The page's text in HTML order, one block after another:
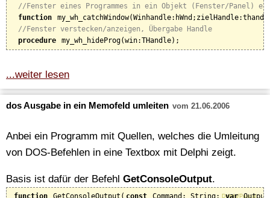
//Fenster eines Programmes in ein Objekt (Fenster/Panel)
function
//Fenster verstecken/anzeigen, Übergabe Handle
procedure
...weiter lesen
dos Ausgabe in ein Memofeld umleiten vom 21.06.2006
Anbei ein Programm mit Quellen, welches die Umleitung
von DOS-Befehlen in eine Textbox mit Delphi zeigt.
Basis ist dafür der Befehl GetConsoleOutput.
Delphi/Pascal
function GetConsoleOutput( const Command: String; var